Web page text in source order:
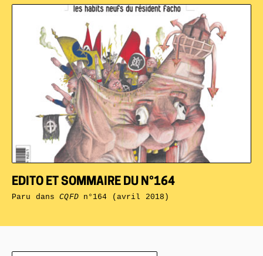
EDITO ET SOMMAIRE DU N°164
Paru dansCQFDn°164 (avril 2018)